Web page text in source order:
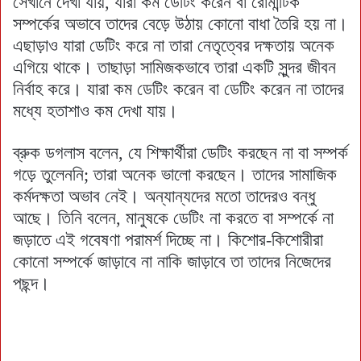
সম্পর্কের অভাবে তাদের বেড়ে উঠায় কোনো বাধা তৈরি হয় না।
এছাড়াও যারা ডেটিং করে না তারা নেতৃত্বের দক্ষতায় অনেক
এগিয়ে থাকে। তাছাড়া সামিজকভাবে তারা একটি সুন্দর জীবন
নির্বাহ করে। যারা কম ডেটিং করেন বা ডেটিং করেন না তাদের
মধ্যে হতাশাও কম দেখা যায়।
ব্রুক ডগলাস বলেন, যে শিক্ষার্থীরা ডেটিং করছেন না বা সম্পর্ক
গড়ে তুলেননি; তারা অনেক ভালো করছেন। তাদের সামাজিক
কর্মদক্ষতা অভাব নেই। অন্যান্যদের মতো তাদেরও বন্ধু
আছে। তিনি বলেন, মানুষকে ডেটিং না করতে বা সম্পর্কে না
জড়াতে এই গবেষণা পরামর্শ দিচ্ছে না। কিশোর-কিশোরীরা
কোনো সম্পর্কে জাড়াবে না নাকি জাড়াবে তা তাদের নিজেদের
পছন্দ।